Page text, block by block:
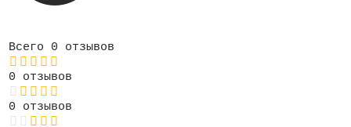
Всего 0 отзывов
0 отзывов
0 отзывов